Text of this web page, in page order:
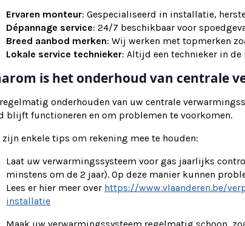
Ervaren monteur: Gespecialiseerd in installatie,
Dépannage service: 24/7 beschikbaar voor
Breed aanbod merken: Wij werken met topmerken
Lokale service technieker: Altijd een technieker in
is het onderhoud van centrale
onderhouden van uw centrale
blijft functioneren en om problemen te voorkomen.
zijn enkele tips om rekening mee te houden:
Laat uw verwarmingssysteem voor gas jaarlijks
minstens om de 2 jaar). Op deze manier kunnen
Lees er hier meer over https://www.vlaanderen.be/
installatie